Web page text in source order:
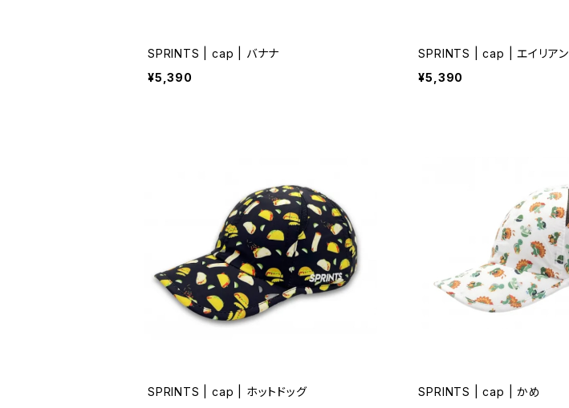
SPRINTS | cap | バナナ
¥5,390
SPRINTS | cap | エイリアン
¥5,390
SPRINTS | cap | ホットドッグ
SPRINTS | cap | かめ